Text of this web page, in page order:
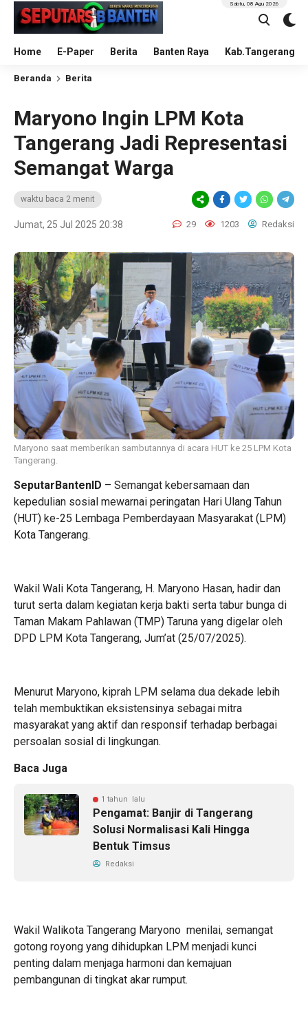
Home E-Paper Berita Banten Raya Kab.Tangerang
Sabtu, 08 Agu 2026
Beranda Berita
Maryono Ingin LPM Kota
Tangerang Jadi Representasi
Semangat Warga
waktu baca 2 menit
Jumat, 25 Jul 2025 20:38 29 1203 Redaksi
Maryono saat memberikan sambutannya di acara HUT ke 25 LPM Kota
Tangerang.
SeputarBantenID – Semangat kebersamaan dan
kepedulian sosial mewarnai peringatan Hari Ulang Tahun
(HUT) ke-25 Lembaga Pemberdayaan Masyarakat (LPM)
Kota Tangerang.
Wakil Wali Kota Tangerang, H. Maryono Hasan, hadir dan
turut serta dalam kegiatan kerja bakti serta tabur bunga di
Taman Makam Pahlawan (TMP) Taruna yang digelar oleh
DPD LPM Kota Tangerang, Jum’at (25/07/2025).
Menurut Maryono, kiprah LPM selama dua dekade lebih
telah membuktikan eksistensinya sebagai mitra
masyarakat yang aktif dan responsif terhadap berbagai
persoalan sosial di lingkungan.
Baca Juga
1 tahun lalu
Pengamat: Banjir di Tangerang
Solusi Normalisasi Kali Hingga
Bentuk Timsus
Redaksi
Wakil Walikota Tangerang Maryono menilai, semangat
gotong royong yang dihidupkan LPM menjadi kunci
penting dalam menjaga harmoni dan kemajuan
pembangunan di tingkat akar rumput.